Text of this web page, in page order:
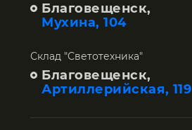
Благовещенск,
Мухина, 104
Склад "Светотехника"
Благовещенск,
Артиллерийская, 119